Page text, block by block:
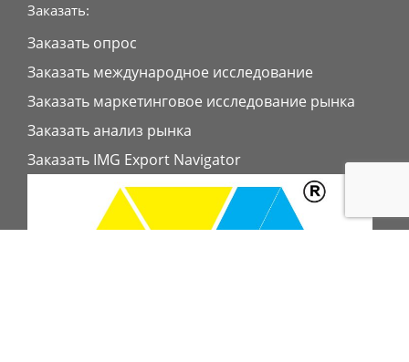
Заказать:
Заказать опрос
Заказать международное исследование
Заказать маркетинговое исследование рынка
Заказать анализ рынка
Заказать IMG Export Navigator